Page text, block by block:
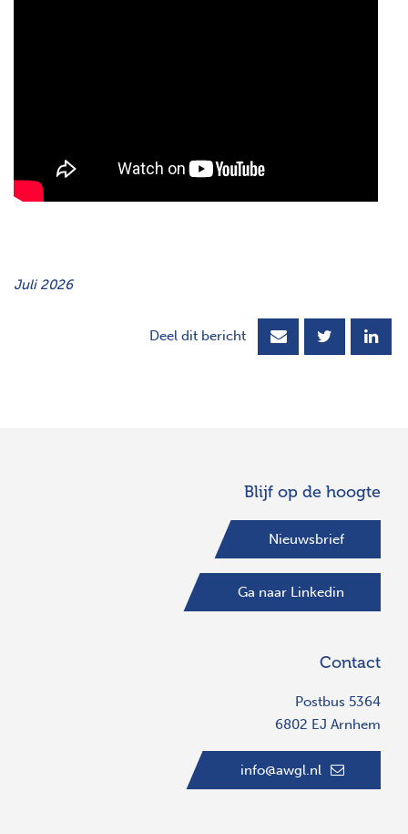
Juli 2026
Deel dit bericht
Blijf op de hoogte
Nieuwsbrief
Ga naar Linkedin
Contact
Postbus 5364
6802 EJ Arnhem
info@awgl.nl